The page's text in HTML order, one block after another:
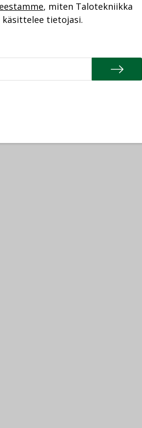
, miten Talotekniikka
käsittelee tietojasi.